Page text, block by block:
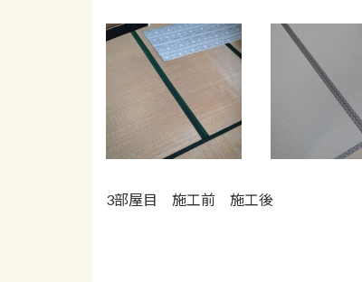
3部屋目 施工前 施工後